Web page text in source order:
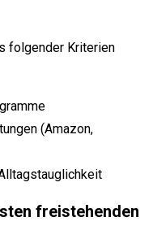
folgender Kriterien
(Amazon,
freistehenden